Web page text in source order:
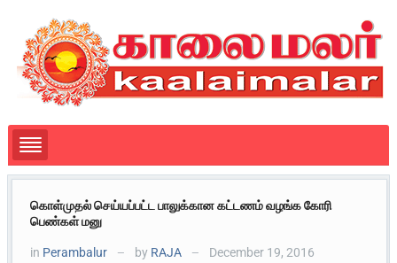
கொள்முதல் செய்யப்பட்ட பாலுக்கான கட்டணம் வழங்க கோரி
பெண்கள் மனு
in Perambalur — by RAJA — December 19, 2016